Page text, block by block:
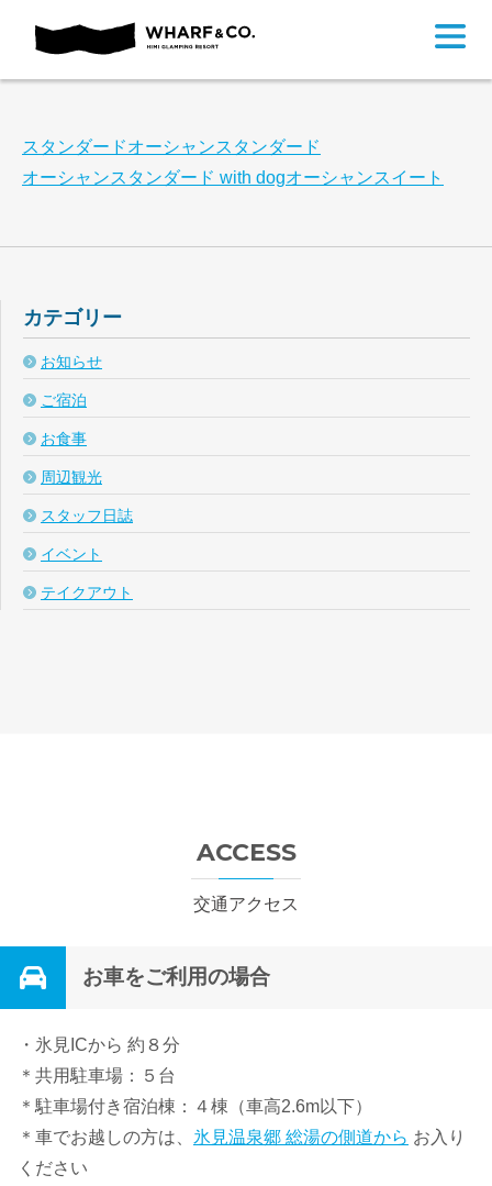
スタンダードオーシャンスタンダード
オーシャンスタンダード with dogオーシャンスイート
カテゴリー
お知らせ
ご宿泊
お食事
周辺観光
スタッフ日誌
イベント
テイクアウト
ACCESS
交通アクセス
お車をご利用の場合
・氷見ICから 約８分
＊共用駐車場：５台
＊駐車場付き宿泊棟：４棟（車高2.6m以下）
＊車でお越しの方は、 氷見温泉郷 総湯の側道から お入り
ください